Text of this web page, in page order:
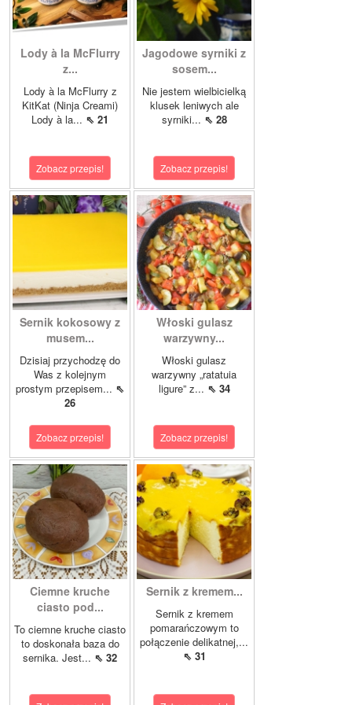
Lody à la McFlurry
z...
Lody à la McFlurry z
KitKat (Ninja Creami)
Lody à la... ⇖ 21
Zobacz przepis!
Jagodowe syrniki z
sosem...
Nie jestem wielbicielką
klusek leniwych ale
syrniki... ⇖ 28
Zobacz przepis!
Sernik kokosowy z
musem...
Dzisiaj przychodzę do
Was z kolejnym
prostym przepisem... ⇖
26
Zobacz przepis!
Włoski gulasz
warzywny...
Włoski gulasz
warzywny „ratatuia
ligure” z... ⇖ 34
Zobacz przepis!
Ciemne kruche
ciasto pod...
To ciemne kruche ciasto
to doskonała baza do
sernika. Jest... ⇖ 32
Sernik z kremem...
Sernik z kremem
pomarańczowym to
połączenie delikatnej,...
⇖ 31